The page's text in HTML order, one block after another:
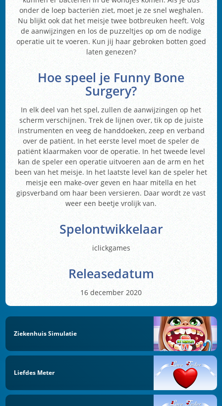
onder de loep bacteriën ziet, moet je ze snel weghalen.
Nu blijkt ook dat het meisje twee botbreuken heeft. Volg
de aanwijzingen en los de puzzeltjes op om de nodige
operatie uit te voeren. Kun jij haar gebroken botten goed
laten genezen?
Hoe speel je Funny Bone
Surgery?
In elk deel van het spel, zullen de aanwijzingen op het
scherm verschijnen. Trek de lijnen over, tik op de juiste
instrumenten en veeg de handdoeken, zeep en verband
over de patiënt. In het eerste level moet de speler de
patiënt klaarmaken voor de operatie. In het tweede level
kan de speler een operatie uitvoeren aan de arm en het
been van het meisje. In het laatste level kan de speler het
meisje een make-over geven en haar mitella en het
gipsverband om haar been versieren. Daar wordt ze vast
weer een beetje vrolijk van.
Spelontwikkelaar
iclickgames
Releasedatum
16 december 2020
Ziekenhuis Simulatie
Liefdes Meter